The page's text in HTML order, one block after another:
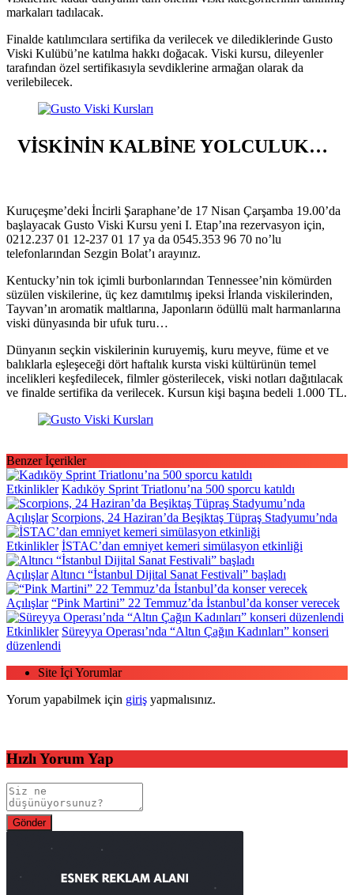
markaları tadılacak.
Finalde katılımcılara sertifika da verilecek ve dilediklerinde Gusto
Viski Kulübü’ne katılma hakkı doğacak. Viski kursu, dileyenler
tarafından özel sertifikasıyla sevdiklerine armağan olarak da
verilebilecek.
VİSKİNİN KALBİNE YOLCULUK…
Kuruçeşme’deki İncirli Şaraphane’de 17 Nisan Çarşamba 19.00’da
başlayacak Gusto Viski Kursu yeni I. Etap’ına rezervasyon için,
0212.237 01 12-237 01 17 ya da 0545.353 96 70 no’lu
telefonlarından Sezgin Bolat’ı arayınız.
Kentucky’nin tok içimli burbonlarından Tennessee’nin kömürden
süzülen viskilerine, üç kez damıtılmış ipeksi İrlanda viskilerinden,
Tayvan’ın aromatik maltlarına, Japonların ödüllü malt harmanlarına
viski dünyasında bir ufuk turu…
Dünyanın seçkin viskilerinin kuruyemiş, kuru meyve, füme et ve
balıklarla eşleşeceği dört haftalık kursta viski kültürünün temel
incelikleri keşfedilecek, filmler gösterilecek, viski notları dağıtılacak
ve finalde sertifika da verilecek. Kursun kişi başına bedeli 1.000 TL.
Benzer İçerikler
Etkinlikler Kadıköy Sprint Triatlonu’na 500 sporcu katıldı
Açılışlar Scorpions, 24 Haziran’da Beşiktaş Tüpraş Stadyumu’nda
Etkinlikler İSTAC’dan emniyet kemeri simülasyon etkinliği
Açılışlar Altıncı “İstanbul Dijital Sanat Festivali” başladı
Açılışlar “Pink Martini” 22 Temmuz’da İstanbul’da konser verecek
Etkinlikler Süreyya Operası’nda “Altın Çağın Kadınları” konseri
düzenlendi
Site İçi Yorumlar
Yorum yapabilmek için giriş yapmalısınız.
Hızlı Yorum Yap